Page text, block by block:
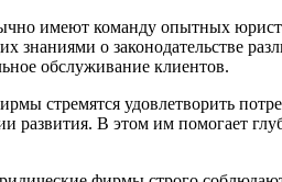
имеют команду опытных
знаниями о законодательстве
обслуживание клиентов.
стремятся удовлетворить
развития. В этом им помогает